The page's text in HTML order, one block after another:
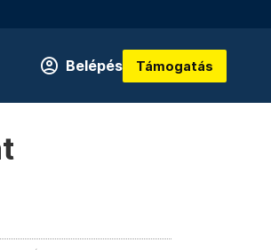
Belépés Támogatás